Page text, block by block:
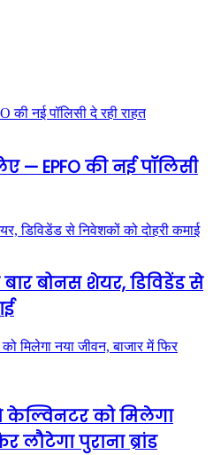
नई पॉलिसी दे रही राहत
— EPFO की नई पॉलिसी
डिविडेंड से निवेशकों को दोहरी कमाई
बोनस शेयर, डिविडेंड से
मिलेगा नया जीवन, बाजार में फिर
केल्विनटर को मिलेगा
लौटेगा पुराना ब्रांड